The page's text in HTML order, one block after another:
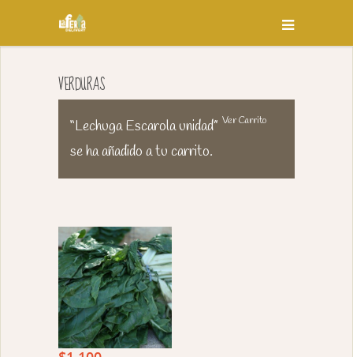
VERDURAS
Ver Carrito
“Lechuga Escarola unidad”
se ha añadido a tu carrito.